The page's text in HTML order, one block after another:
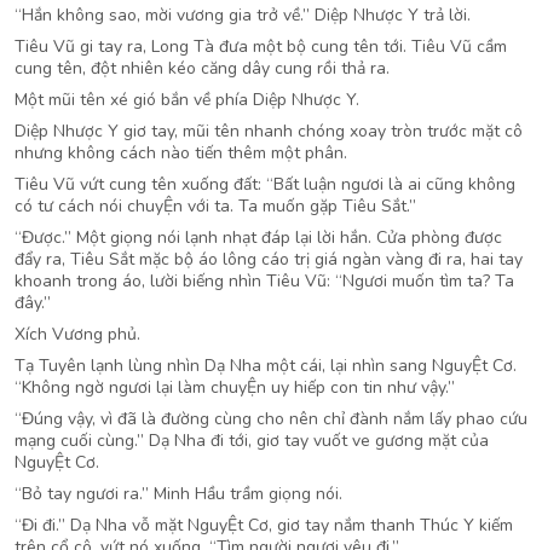
“Hắn không sao, mời vương gia trở về.” Diệp Nhược Y trả lời.
Tiêu Vũ gi tay ra, Long Tà đưa một bộ cung tên tới. Tiêu Vũ cầm
cung tên, đột nhiên kéo căng dây cung rồi thả ra.
Một mũi tên xé gió bắn về phía Diệp Nhược Y.
Diệp Nhược Y giơ tay, mũi tên nhanh chóng xoay tròn trước mặt cô
nhưng không cách nào tiến thêm một phân.
Tiêu Vũ vứt cung tên xuống đất: “Bất luận ngươi là ai cũng không
có tư cách nói chuyỆn với ta. Ta muốn gặp Tiêu Sắt.”
“Được.” Một giọng nói lạnh nhạt đáp lại lời hắn. Cửa phòng được
đẩy ra, Tiêu Sắt mặc bộ áo lông cáo trị giá ngàn vàng đi ra, hai tay
khoanh trong áo, lười biếng nhìn Tiêu Vũ: “Ngươi muốn tìm ta? Ta
đây.”
Xích Vương phủ.
Tạ Tuyên lạnh lùng nhìn Dạ Nha một cái, lại nhìn sang NguyỆt Cơ.
“Không ngờ ngươi lại làm chuyỆn uy hiếp con tin như vậy.”
“Đúng vậy, vì đã là đường cùng cho nên chỉ đành nắm lấy phao cứu
mạng cuối cùng.” Dạ Nha đi tới, giơ tay vuốt ve gương mặt của
NguyỆt Cơ.
“Bỏ tay ngươi ra.” Minh Hầu trầm giọng nói.
“Đi đi.” Dạ Nha vỗ mặt NguyỆt Cơ, giơ tay nắm thanh Thúc Y kiếm